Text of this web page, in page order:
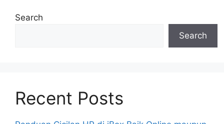
Search
Search
Recent Posts